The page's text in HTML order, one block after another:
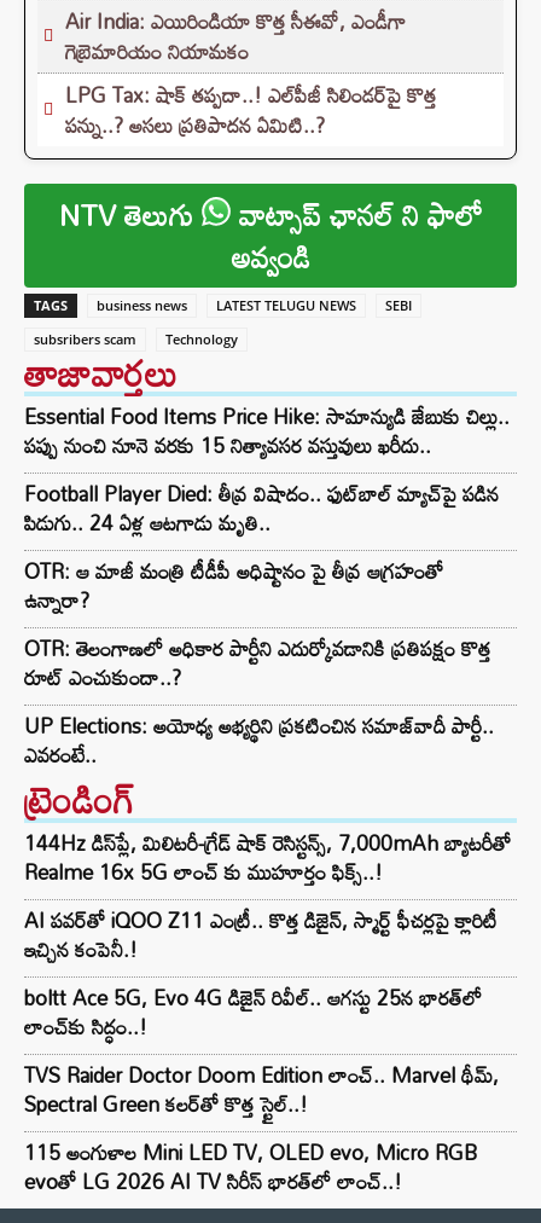
Air India: ఎయిరిండియా కొత్త సీఈవో, ఎండీగా
గెబ్రెమారియం నియామకం
LPG Tax: షాక్‌ తప్పదా..! ఎల్‌పీజీ సిలిండర్‌పై కొత్త
పన్ను..? అసలు ప్రతిపాదన ఏమిటి..?
NTV తెలుగు వాట్సాప్ ఛానల్ ని ఫాలో
అవ్వండి
TAGS business news LATEST TELUGU NEWS
SEBI
subsribers scam
Technology
తాజావార్తలు
Essential Food Items Price Hike: సామాన్యుడి జేబుకు చిల్లు..
పప్పు నుంచి నూనె వరకు 15 నిత్యావసర వస్తువులు ఖరీదు..
Football Player Died: తీవ్ర విషాదం.. ఫుట్‌బాల్ మ్యాచ్‌పై పడిన
పిడుగు.. 24 ఏళ్ల ఆటగాడు మృతి..
OTR: ఆ మాజీ మంత్రి టీడీపీ అధిష్టానం పై తీవ్ర ఆగ్రహంతో
ఉన్నారా?
OTR: తెలంగాణలో అధికార పార్టీని ఎదుర్కోవడానికి ప్రతిపక్షం కొత్త
రూట్‌ ఎంచుకుందా..?
UP Elections: అయోధ్య అభ్యర్థిని ప్రకటించిన సమాజ్‌వాదీ పార్టీ..
ఎవరంటే..
ట్రెండింగ్‌
144Hz డిస్‌ప్లే, మిలిటరీ-గ్రేడ్ షాక్ రెసిస్టన్స్, 7,000mAh బ్యాటరీతో
Realme 16x 5G లాంచ్ కు ముహూర్తం ఫిక్స్..!
AI పవర్‌తో iQOO Z11 ఎంట్రీ.. కొత్త డిజైన్, స్మార్ట్ ఫీచర్లపై క్లారిటీ
ఇచ్చిన కంపెనీ.!
boltt Ace 5G, Evo 4G డిజైన్ రివీల్.. ఆగస్టు 25న భారత్‌లో
లాంచ్‌కు సిద్ధం..!
TVS Raider Doctor Doom Edition లాంచ్.. Marvel థీమ్,
Spectral Green కలర్‌తో కొత్త స్టైల్..!
115 అంగుళాల Mini LED TV, OLED evo, Micro RGB
evoతో LG 2026 AI TV సిరీస్ భారత్‌లో లాంచ్..!